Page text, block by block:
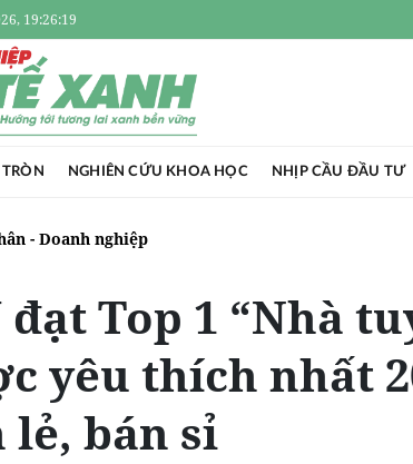
19:26:20
NGHIÊN CỨU KHOA HỌC NHỊP CẦU ĐẦU TƯ
- Doanh nghiệp
đạt Top 1 “Nhà
yêu thích nhất
lẻ, bán sỉ